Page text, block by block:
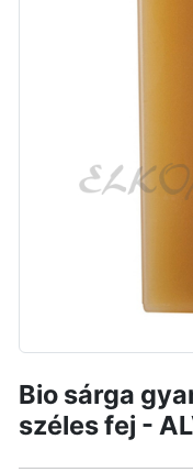
Bio sárga
széles fej -